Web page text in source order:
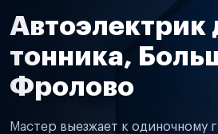
Автоэлектрик
тонника,
Фролово
Мастер выезжает к одиночному